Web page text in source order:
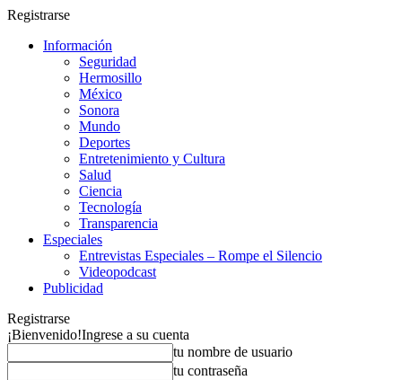
Registrarse
Información
Seguridad
Hermosillo
México
Sonora
Mundo
Deportes
Entretenimiento y Cultura
Salud
Ciencia
Tecnología
Transparencia
Especiales
Entrevistas Especiales – Rompe el Silencio
Videopodcast
Publicidad
Registrarse
¡Bienvenido!Ingrese a su cuenta
tu nombre de usuario
tu contraseña